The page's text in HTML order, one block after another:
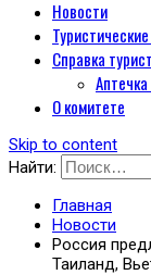
Новости
Справка
О комитете
Skip to content
Найти:
Главная
Новости
Россия
Таиланд,